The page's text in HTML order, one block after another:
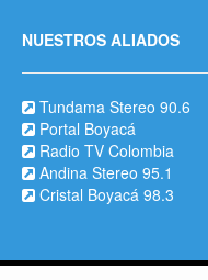
NUESTROS ALIADOS
Tundama Stereo 90.6
Portal Boyacá
Radio TV Colombia
Andina Stereo 95.1
Cristal Boyacá 98.3